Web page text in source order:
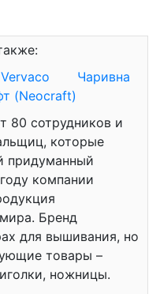
Vervaco
Чаривна
(Neocraft)
80 сотрудников и
которые
придуманный
компании
Бренд
для вышивания, но
товары –
ножницы.